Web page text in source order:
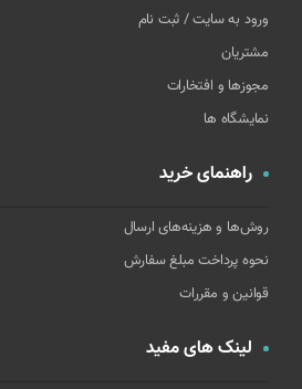
ورود به سایت / ثبت نام
مشتریان
مجوزها و افتخارات
نمایشگاه ها
راهنمای خرید
روش‌ها و هزینه‌های ارسال
نحوه پرداخت مبلغ سفارش
قوانین و مقررات
لینک های مفید